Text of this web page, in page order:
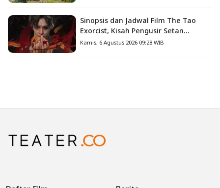
Sinopsis dan Jadwal Film The Tao
Exorcist, Kisah Pengusir Setan
Melawan Kutukan Mematikan
Kamis, 6 Agustus 2026 09:28 WIB